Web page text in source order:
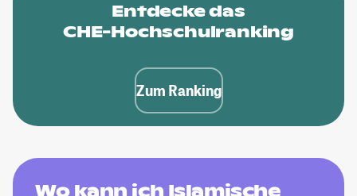
Entdecke das
CHE-Hochschulranking
Zum Ranking
Wo kann ich Islamische